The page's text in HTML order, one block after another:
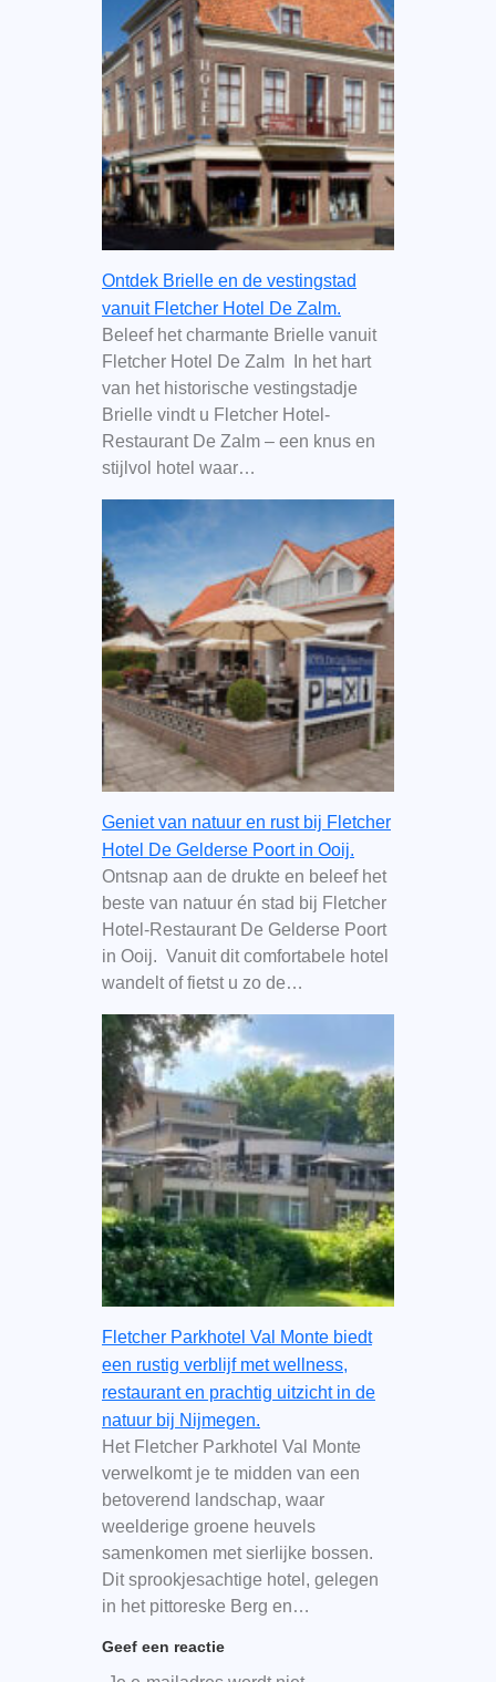
Ontdek Brielle en de vestingstad
vanuit Fletcher Hotel De Zalm.
Beleef het charmante Brielle vanuit
Fletcher Hotel De Zalm In het hart
van het historische vestingstadje
Brielle vindt u Fletcher Hotel-
Restaurant De Zalm – een knus en
stijlvol hotel waar…
Geniet van natuur en rust bij Fletcher
Hotel De Gelderse Poort in Ooij.
Ontsnap aan de drukte en beleef het
beste van natuur én stad bij Fletcher
Hotel-Restaurant De Gelderse Poort
in Ooij. Vanuit dit comfortabele hotel
wandelt of fietst u zo de…
Fletcher Parkhotel Val Monte biedt
een rustig verblijf met wellness,
restaurant en prachtig uitzicht in de
natuur bij Nijmegen.
Het Fletcher Parkhotel Val Monte
verwelkomt je te midden van een
betoverend landschap, waar
weelderige groene heuvels
samenkomen met sierlijke bossen.
Dit sprookjesachtige hotel, gelegen
in het pittoreske Berg en…
Geef een reactie